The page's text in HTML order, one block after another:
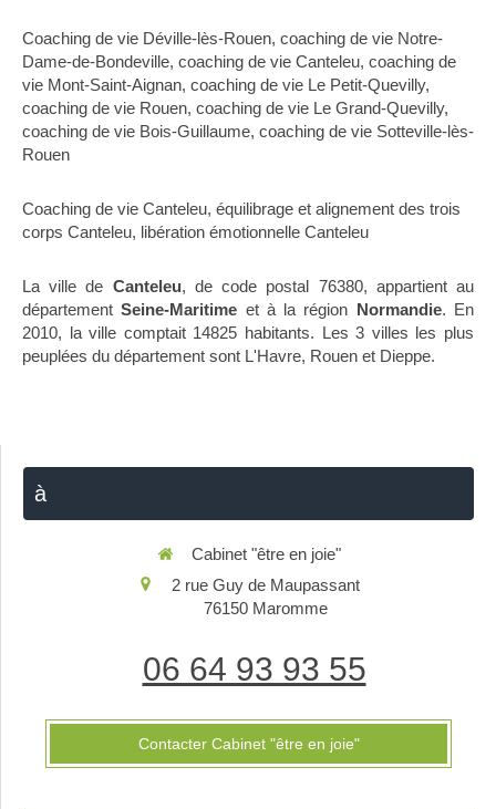
Coaching de vie Déville-lès-Rouen, coaching de vie Notre-
Dame-de-Bondeville, coaching de vie Canteleu, coaching de
vie Mont-Saint-Aignan, coaching de vie Le Petit-Quevilly,
coaching de vie Rouen, coaching de vie Le Grand-Quevilly,
coaching de vie Bois-Guillaume, coaching de vie Sotteville-lès-
Rouen
Coaching de vie Canteleu, équilibrage et alignement des trois
corps Canteleu, libération émotionnelle Canteleu
La ville de Canteleu, de code postal 76380, appartient au
départementSeine-Maritime et à la région Normandie. En
2010, la ville comptait 14825 habitants. Les 3 villes les plus
peuplées du département sont L'Havre, Rouen et Dieppe.
à
Cabinet "être en joie"
2 rue Guy de Maupassant
76150 Maromme
06 64 93 93 55
Contacter Cabinet "être en joie"